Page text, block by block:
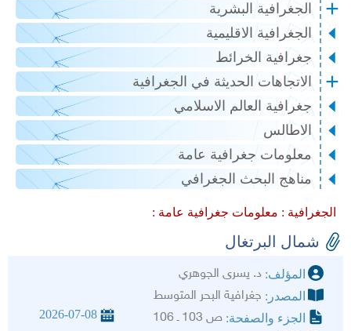
الجغرافية البشرية
الجغرافية الاقليمية
جغرافية الخرائط
الاتجاهات الحديثة في الجغرافية
جغرافية العالم الاسلامي
الاطالس
معلومات جغرافية عامة
مناهج البحث الجغرافي
الجغرافية : معلومات جغرافية عامة :
شمال البرتغال
المؤلف: د. يسرى الجوهري
المصدر: جغرافية البحر المتوسط
الجزء والصفحة: ص 103 ـ 106 2026-07-08